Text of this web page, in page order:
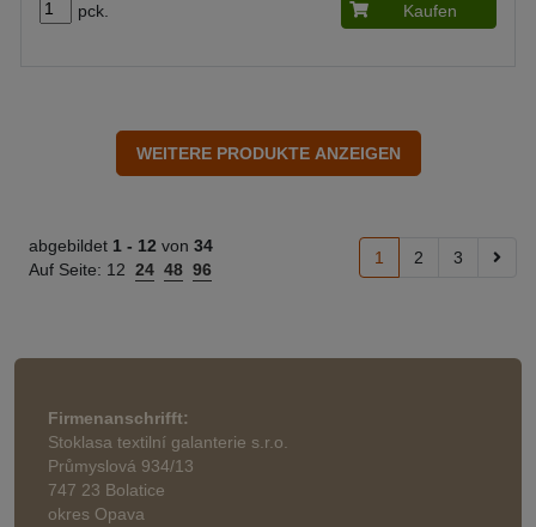
pck. Kaufen
abgebildet 1 - 12 von 34
Auf Seite: 12 24 48 96
1 2 3
Firmenanschrifft:
Stoklasa textilní galanterie s.r.o.
Průmyslová 934/13
747 23 Bolatice
okres Opava